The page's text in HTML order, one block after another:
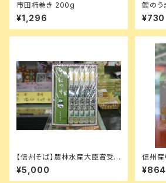
市田柿巻き 200g
¥1,296
鯉のう
¥730
【信州そば】農林水産大臣賞受
賞 絵島そば 皇室献上品 ５束つ
ゆ付き
¥5,000
信州産
汁
¥864